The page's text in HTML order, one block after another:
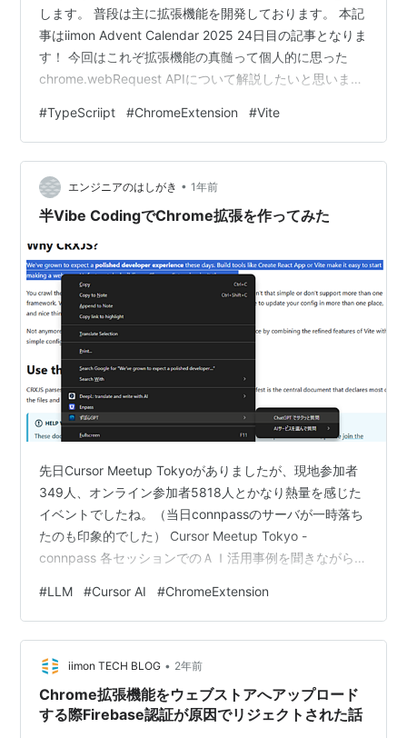
します。 普段は主に拡張機能を開発しております。 本記
事はiimon Advent Calendar 2025 24日目の記事となりま
す！ 今回はこれぞ拡張機能の真髄って個人的に思った
chrome.webRequest APIについて解説したいと思いま
APIとはChrome Extensions(拡張機能)で用意されている
APIです。 このAPIはトラフィックをモニタリングして分
析し、送信中のリクエストを傍受、ブロック、変更する
ことが出来るAP…
#TypeScriipt #ChromeExtension #Vite
エンジニアのはしがき • 1年前
半Vibe CodingでChrome拡張を作ってみた
先日Cursor Meetup Tokyoがありましたが、現地参加者
349人、オンライン参加者5818人とかなり熱量を感じた
イベントでしたね。（当日connpassのサーバが一時落ち
たのも印象的でした） Cursor Meetup Tokyo -
connpass 各セッションでのＡＩ活用事例を聞きながら、
だろうなーという漠然とした思いから 半Vibe
Coding（一部自分でもコードを書いたりコードの詳細な
指示をしたのでそういう意味で"半"と書いてます）をや
ってみたので記事に起こしてみます。 今回やりたかった
こと 抱えていた課題 具体的な実…
#LLM #Cursor AI #ChromeExtension
iimon TECH BLOG • 2年前
Chrome拡張機能をウェブストアへアップロード
する際Firebase認証が原因でリジェクトされた話